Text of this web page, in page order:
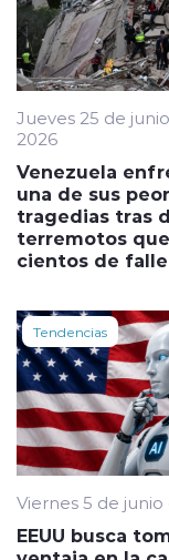
Jueves 25 de
2026
Venezuela
una de sus
tragedias tras
terremotos
cientos de
Tendencias
Viernes 5 de junio
EEUU busca